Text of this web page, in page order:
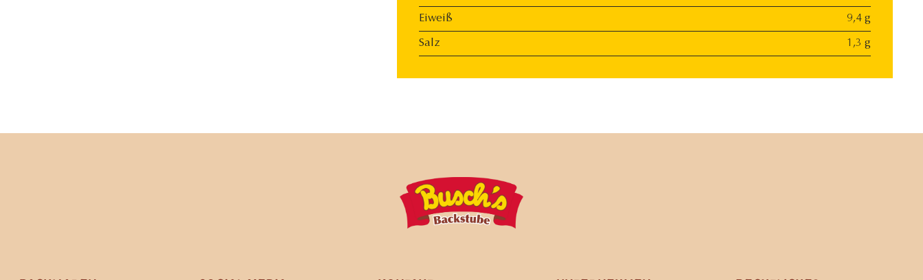
Eiweiß 9,4 g
Salz 1,3 g